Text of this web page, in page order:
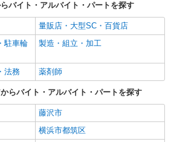
バイト・アルバイト・パートを探す
量販店・大型SC・百貨店
駐車輪
製造・組立・加工
法務 薬剤師
らバイト・アルバイト・パートを探す
藤沢市
横浜市都筑区